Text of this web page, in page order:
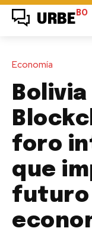
URBE BO
Economía
foro
que
futuro